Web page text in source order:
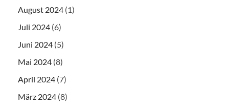
August 2024 (1)
Juli 2024 (6)
Juni 2024 (5)
Mai 2024 (8)
April 2024 (7)
März 2024 (8)